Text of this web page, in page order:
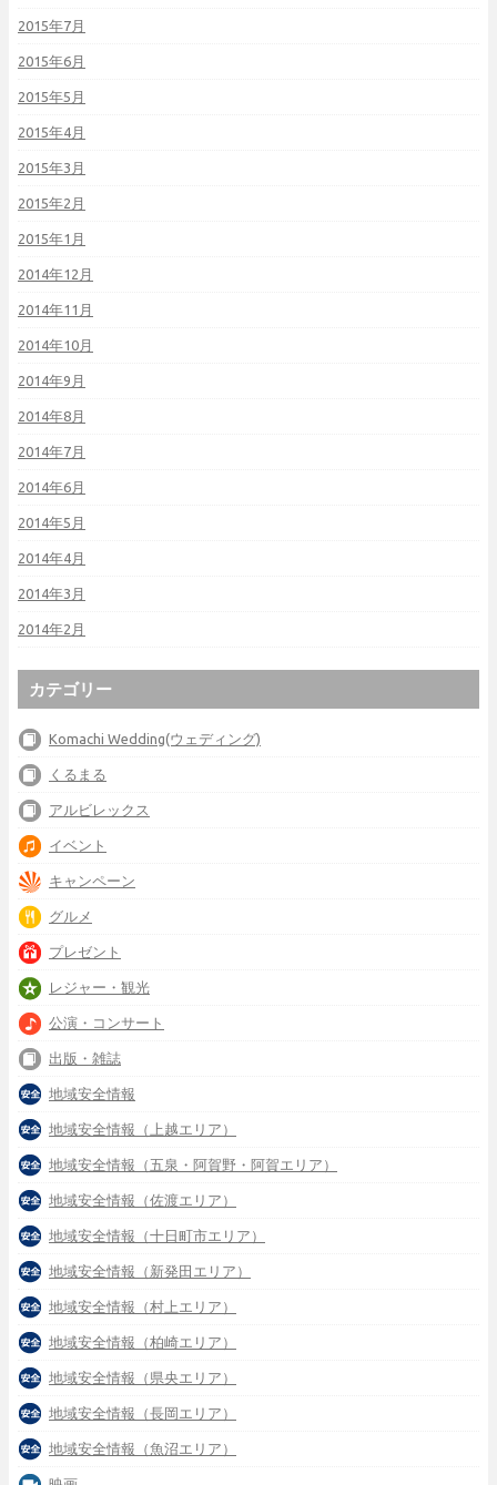
2015年7月
2015年6月
2015年5月
2015年4月
2015年3月
2015年2月
2015年1月
2014年12月
2014年11月
2014年10月
2014年9月
2014年8月
2014年7月
2014年6月
2014年5月
2014年4月
2014年3月
2014年2月
カテゴリー
Komachi Wedding(ウェディング)
くるまる
アルビレックス
イベント
キャンペーン
グルメ
プレゼント
レジャー・観光
公演・コンサート
出版・雑誌
地域安全情報
地域安全情報（上越エリア）
地域安全情報（五泉・阿賀野・阿賀エリア）
地域安全情報（佐渡エリア）
地域安全情報（十日町市エリア）
地域安全情報（新発田エリア）
地域安全情報（村上エリア）
地域安全情報（柏崎エリア）
地域安全情報（県央エリア）
地域安全情報（長岡エリア）
地域安全情報（魚沼エリア）